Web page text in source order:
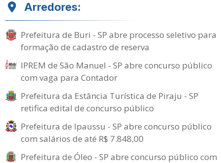
Arredores:
Prefeitura de Buri - SP abre processo seletivo para
formação de cadastro de reserva
IPREM de São Manuel - SP abre concurso público
com vaga para Contador
Prefeitura da Estância Turística de Piraju - SP
retifica edital de concurso público
Prefeitura de Ipaussu - SP abre concurso público
com salários de até R$ 7.848,00
Prefeitura de Óleo - SP abre concurso público com